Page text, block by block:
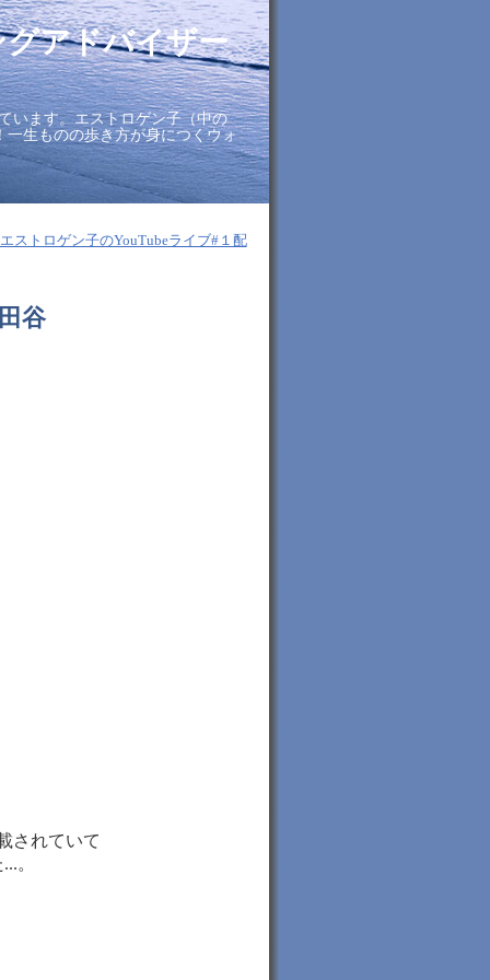
アドバイザー
います。エストロゲン子（中の
一生ものの歩き方が身につくウォ
ストロゲン子のYouTubeライブ#１配
谷
されていて
。